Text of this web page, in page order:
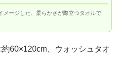
メージした、柔らかさが際立つタオルで
約60×120cm、ウォッシュタオ